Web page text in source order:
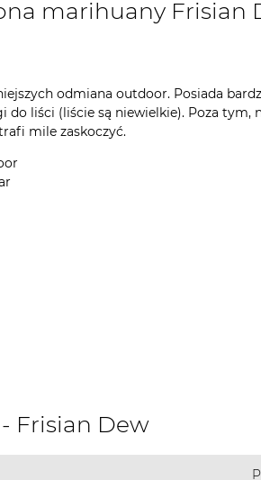
marihuany Frisian
odmiana outdoor. Posiada
do liści (liście są niewielkie). Poza
mile zaskoczyć.
Frisian Dew